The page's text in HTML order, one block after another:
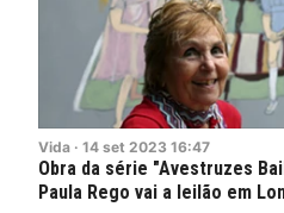
Vida · 14 set 2023 16:47
Obra da série "Avestruzes
Paula Rego vai a leilão em